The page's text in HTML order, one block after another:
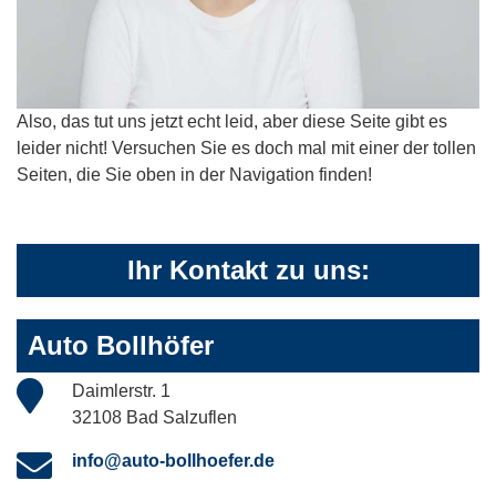
Also, das tut uns jetzt echt leid, aber diese Seite gibt es
leider nicht! Versuchen Sie es doch mal mit einer der tollen
Seiten, die Sie oben in der Navigation finden!
Ihr Kontakt zu uns:
Auto Bollhöfer
Daimlerstr. 1
32108 Bad Salzuflen
info@auto-bollhoefer.de